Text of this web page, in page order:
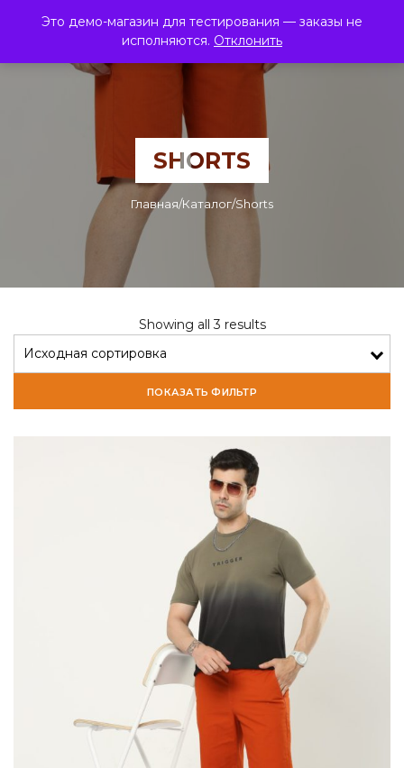
ЭкзотикФреш
0
SHORTS
Главная/Каталог/Shorts
Showing all 3 results
ПОКАЗАТЬ ФИЛЬТР
Это демо-магазин для тестирования — заказы не
исполняются. Отклонить